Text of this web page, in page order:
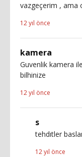
vazgeçerim , ama
12 yıl önce
kamera
Guvenlik kamera
bilhinize
12 yıl önce
s
tehdıtler
12 yıl önce